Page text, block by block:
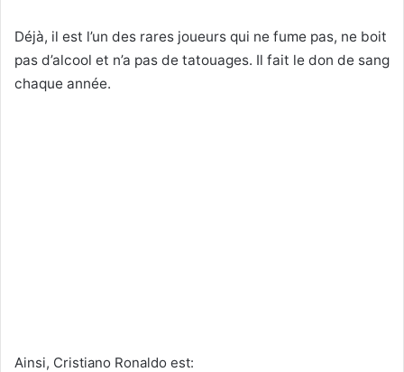
Déjà, il est l’un des rares joueurs qui ne fume pas, ne boit
pas d’alcool et n’a pas de tatouages. Il fait le don de sang
chaque année.
Ainsi, Cristiano Ronaldo est: